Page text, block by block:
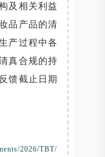
及相关利益
品产品的清
产过程中各
真合规的持
馈截止日期
2026/TBT/